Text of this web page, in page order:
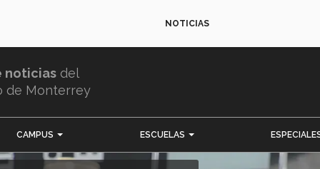
NOTICIAS
noticias del
de Monterrey
CAMPUS ESCUELAS